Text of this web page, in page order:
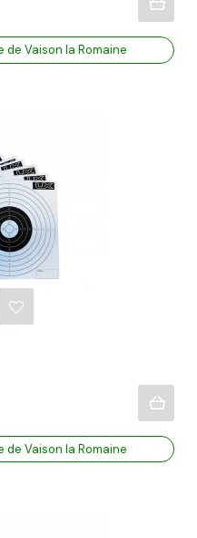
de Vaison la Romaine
de Vaison la Romaine